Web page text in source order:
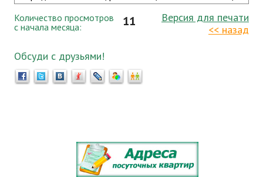
Количество просмотров
с начала месяца:
11
Версия для печати
<< назад
Обсуди с друзьями!